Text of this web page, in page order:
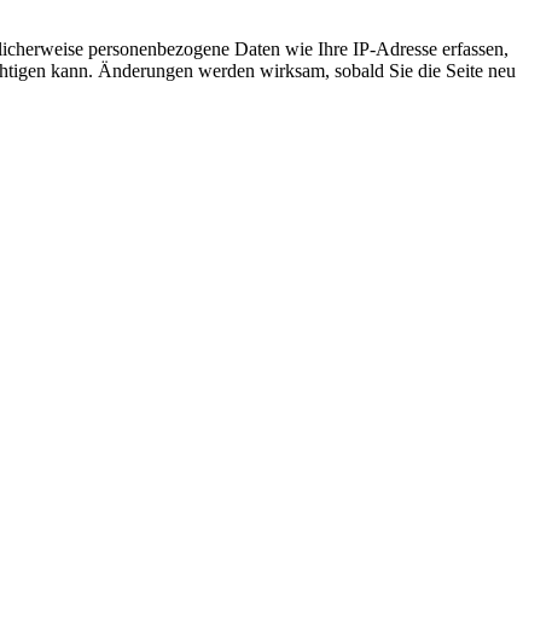
personenbezogene Daten wie Ihre IP-Adresse erfassen,
kann. Änderungen werden wirksam, sobald Sie die Seite neu